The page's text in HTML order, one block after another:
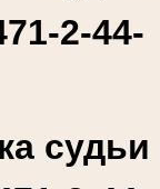
2-44-
судьи